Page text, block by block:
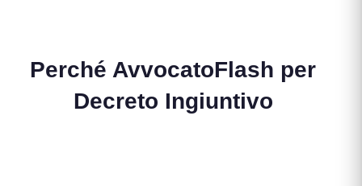
Perché AvvocatoFlash per
Decreto Ingiuntivo